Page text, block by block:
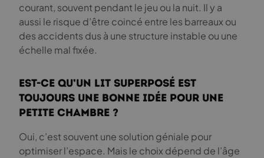
courant, souvent pendant le jeu ou la nuit. Il y a
aussi le risque d’être coincé entre les barreaux ou
des accidents dus à une structure instable ou une
échelle mal fixée.
Est-ce qu’un lit superposé est
toujours une bonne idée pour une
petite chambre ?
Oui, c’est souvent une solution géniale pour
optimiser l’espace. Mais le choix dépend de l’âge